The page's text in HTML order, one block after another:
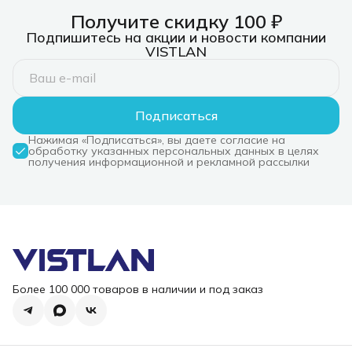
Получите скидку 100 ₽
Подпишитесь на акции и новости компании
VISTLAN
Подписаться
Нажимая «Подписаться», вы даете согласие на
обработку указанных персональных данных в целях
получения информационной и рекламной рассылки
Более 100 000 товаров в наличии и под заказ